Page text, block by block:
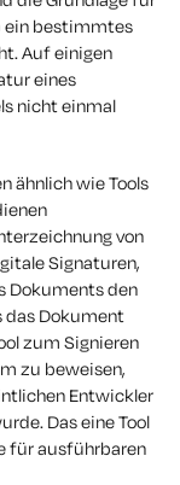
ein bestimmtes
Auf einigen
eines
nicht einmal
ähnlich wie Tools
von
Signaturen,
Dokuments den
das Dokument
zum Signieren
zu beweisen,
Entwickler
Das eine Tool
für ausführbaren